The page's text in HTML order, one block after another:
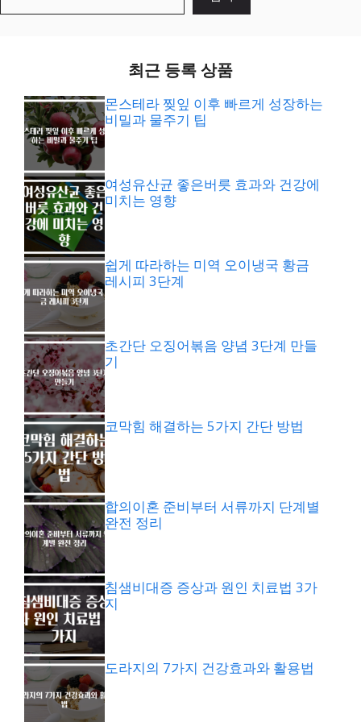
최근 등록 상품
몬스테라 찢잎 이후 빠르게 성장하는
비밀과 물주기 팁
여성유산균 좋은버릇 효과와 건강에
미치는 영향
쉽게 따라하는 미역 오이냉국 황금
레시피 3단계
초간단 오징어볶음 양념 3단계 만들
기
코막힘 해결하는 5가지 간단 방법
합의이혼 준비부터 서류까지 단계별
완전 정리
침샘비대증 증상과 원인 치료법 3가
지
도라지의 7가지 건강효과와 활용법